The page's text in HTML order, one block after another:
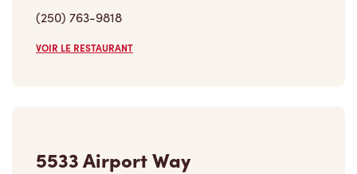
(250) 763-9818
VOIR LE RESTAURANT
5533 Airport Way